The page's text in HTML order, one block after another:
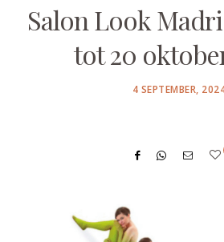
Salon Look
tot 20
POSTED
4 SEPTEMBER,